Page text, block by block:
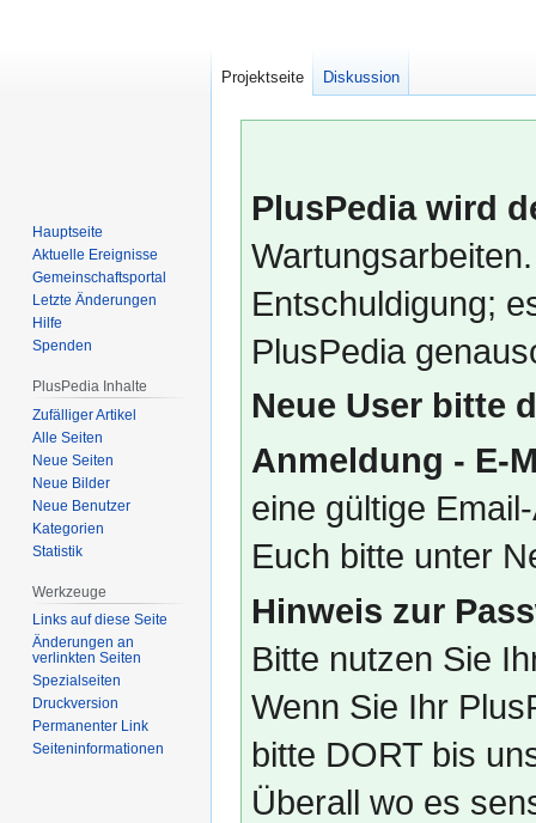
PlusPedia wird
Entschuldigung;
PlusPedia
Neue User bitte
Anmeldung - E-
eine gültige
Euch bitte unter
Hinweis zur
Bitte nutzen Sie
Wenn Sie Ihr
bitte DORT bis
Überall wo es
Projektseite Diskussion
Hauptseite
Aktuelle Ereignisse
Gemeinschafts­portal
Letzte Änderungen
Hilfe
Spenden
PlusPedia Inhalte
Zufälliger Artikel
Alle Seiten
Neue Seiten
Neue Bilder
Neue Benutzer
Kategorien
Statistik
Werkzeuge
Links auf diese Seite
Änderungen an
verlinkten Seiten
Spezialseiten
Druckversion
Permanenter Link
Seiten­­informationen